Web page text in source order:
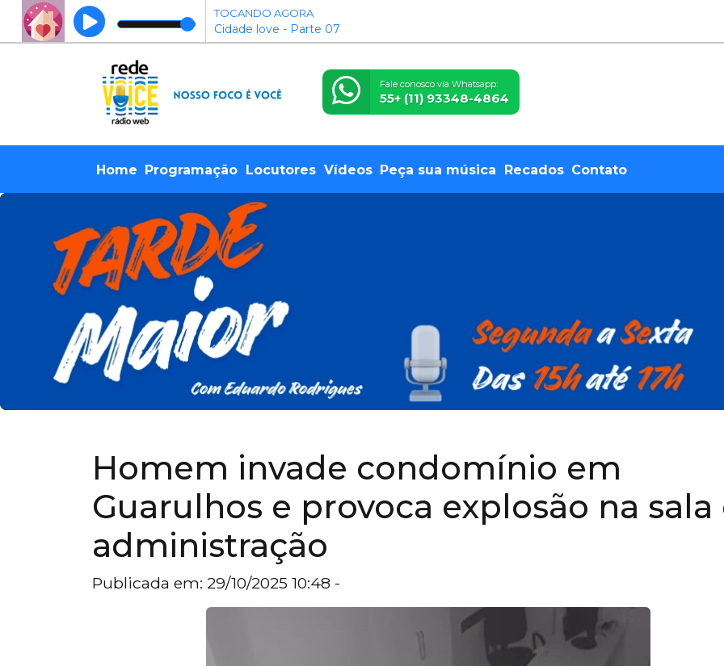
TOCANDO AGORA
Cidade love - Parte 07
Fale conosco via Whatsapp:
55+ (11) 93348-4864
Home Programação Locutores Vídeos Peça sua música Recados Contato
Homem invade condomínio em
Guarulhos e provoca explosão na sala
administração
Publicada em: 29/10/2025 10:48 -